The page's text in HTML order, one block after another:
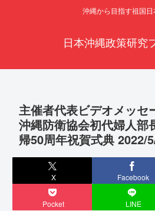
沖縄から目指す祖国
日本沖縄政策研究
主催者代表ビデオメッセ
沖縄防衛協会初代婦人部
帰50周年祝賀式典 2022/
X Facebook
Pocket LINE